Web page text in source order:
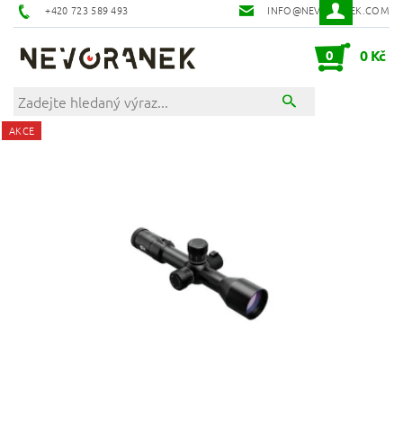
+420 723 589 493 INFO@NEVORANEK.COM
0 0 Kč
AKCE